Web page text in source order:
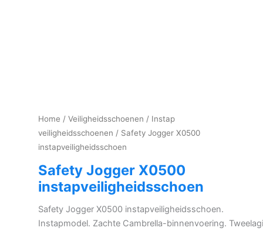
Home / Veiligheidsschoenen / Instap
veiligheidsschoenen / Safety Jogger X0500
instapveiligheidsschoen
Safety Jogger X0500
instapveiligheidsschoen
Safety Jogger X0500 instapveiligheidsschoen.
Instapmodel. Zachte Cambrella-binnenvoering.